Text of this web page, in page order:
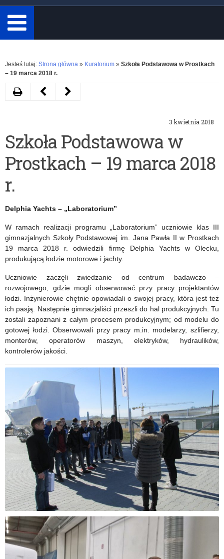
minimum
3
znaki.
Rozwiń
Jesteś tutaj: Strona główna » Kuratorium » Szkoła Podstawowa w Prostkach
– 19 marca 2018 r.
3 kwietnia 2018
Szkoła Podstawowa w
Prostkach – 19 marca 2018
r.
Delphia Yachts – „Laboratorium”
W ramach realizacji programu „Laboratorium” uczniowie klas III
gimnazjalnych Szkoły Podstawowej im. Jana Pawła II w Prostkach
19 marca 2018 r. odwiedzili firmę Delphia Yachts w Olecku,
produkującą łodzie motorowe i jachty.
Uczniowie zaczęli zwiedzanie od centrum badawczo –
rozwojowego, gdzie mogli obserwować przy pracy projektantów
łodzi. Inżynierowie chętnie opowiadali o swojej pracy, która jest też
ich pasją. Następnie gimnazjaliści przeszli do hal produkcyjnych. Tu
zostali zapoznani z całym procesem produkcyjnym; od modelu do
gotowej łodzi. Obserwowali przy pracy m.in. modelarzy, szlifierzy,
monterów, operatorów maszyn, elektryków, hydraulików,
kontrolerów jakości.
DrukujNastępny
Podstawowa
im.
Edwarda
Samsela
w
Wiśniowie
Ełckim
–
21
marca
2018
Poprzedni
Szkolno-
Przedszkolny
–
13
marca
2018
r.